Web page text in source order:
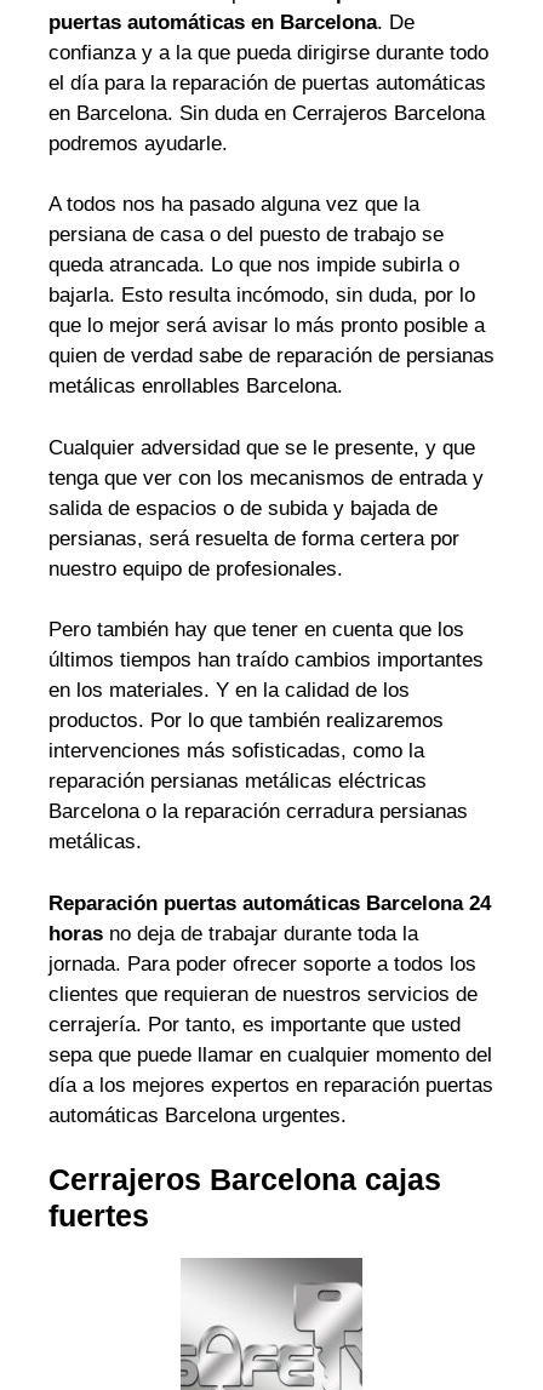
puertas automáticas en Barcelona. De
confianza y a la que pueda dirigirse durante todo
el día para la reparación de puertas automáticas
en Barcelona. Sin duda en Cerrajeros Barcelona
podremos ayudarle.
A todos nos ha pasado alguna vez que la
persiana de casa o del puesto de trabajo se
queda atrancada. Lo que nos impide subirla o
bajarla. Esto resulta incómodo, sin duda, por lo
que lo mejor será avisar lo más pronto posible a
quien de verdad sabe de reparación de persianas
metálicas enrollables Barcelona.
Cualquier adversidad que se le presente, y que
tenga que ver con los mecanismos de entrada y
salida de espacios o de subida y bajada de
persianas, será resuelta de forma certera por
nuestro equipo de profesionales.
Pero también hay que tener en cuenta que los
últimos tiempos han traído cambios importantes
en los materiales. Y en la calidad de los
productos. Por lo que también realizaremos
intervenciones más sofisticadas, como la
reparación persianas metálicas eléctricas
Barcelona o la reparación cerradura persianas
metálicas.
Reparación puertas automáticas Barcelona 24
horas no deja de trabajar durante toda la
jornada. Para poder ofrecer soporte a todos los
clientes que requieran de nuestros servicios de
cerrajería. Por tanto, es importante que usted
sepa que puede llamar en cualquier momento del
día a los mejores expertos en reparación puertas
automáticas Barcelona urgentes.
Cerrajeros Barcelona cajas
fuertes